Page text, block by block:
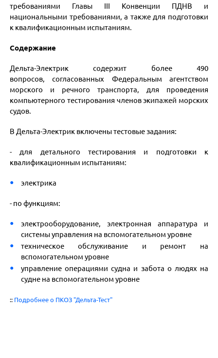
требованиями Главы III Конвенции ПДНВ и
национальными требованиями, а также для подготовки
к квалификационным испытаниям.
Содержание
Дельта-Электрик содержит более 490
вопросов, согласованных Федеральным агентством
морского и речного транспорта, для проведения
компьютерного тестирования членов экипажей морских
судов.
В Дельта-Электрик включены тестовые задания:
- для детального тестирования и подготовки к
квалификационным испытаниям:
электрика
- по функциям:
электрооборудование, электронная аппаратура и
системы управления на вспомогательном уровне
техническое обслуживание и ремонт на
вспомогательном уровне
управление операциями судна и забота о людях на
судне на вспомогательном уровне
:: Подробнее о ПКОЗ "Дельта-Тест"